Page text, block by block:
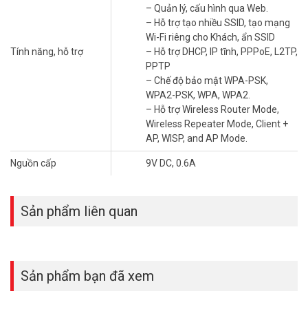
Tín hiệu Wi-Fi ổn định và mạnh mẽ
Router v hỗ trợ tính năng Repeater, WISP, Client + AP, AP mode dễ
dàng mở rộng sóng từ bất kỳ nguồn phát nào. Hỗ trợ cài đặt dễ
dàng trên smartphone, cho phép quản lý từ xa với phần mềm Hik-
Tính năng, hỗ trợ
– Quản lý, cấu hình qua Web.
– Hỗ trợ tạo nhiều SSID, tạo mạng
Wi-Fi riêng cho Khách, ẩn SSID
– Hỗ trợ DHCP, IP tĩnh, PPPoE, L2TP,
PPTP
– Chế độ bảo mật WPA-PSK,
WPA2-PSK, WPA, WPA2.
– Hỗ trợ Wireless Router Mode,
Wireless Repeater Mode, Client +
AP, WISP, and AP Mode.
Nguồn cấp 9V DC, 0.6A
Sản phẩm liên quan
Sản phẩm bạn đã xem